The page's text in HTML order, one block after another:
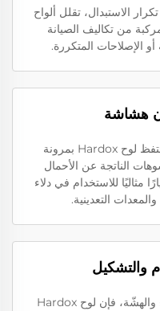
الاستبدال، تقلل ألواح
من تكاليف الصيانة
الإصلاحات المتكررة.
هشاشة
على الرغم من صلابته الشديدة، يحتفظ لوح Hardox بمرونة
الناتجة عن الأحمال
مثاليًا للاستخدام في دلاء
التعدينية.
والتشكيل
على عكس الألواح المقاومة للاهتراء والهشّة، فإن لوح Hardox